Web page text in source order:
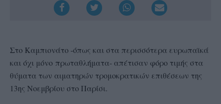
Στο Καμπιονάτο -όπως και στα περισσότερα ευρωπαϊκά
και όχι μόνο πρωταθλήματα- απέτισαν φόρο τιμής στα
θύματα των αιματηρών τρομοκρατικών επιθέσεων της
13ης Νοεμβρίου στο Παρίσι.